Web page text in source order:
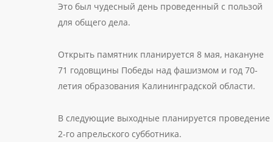
Это был чудесный день проведенный с пользой
для общего дела.
Открыть памятник планируется 8 мая, накануне
71 годовщины Победы над фашизмом и год 70-
летия образования Калининградской области.
В следующие выходные планируется проведение
2-го апрельского субботника.